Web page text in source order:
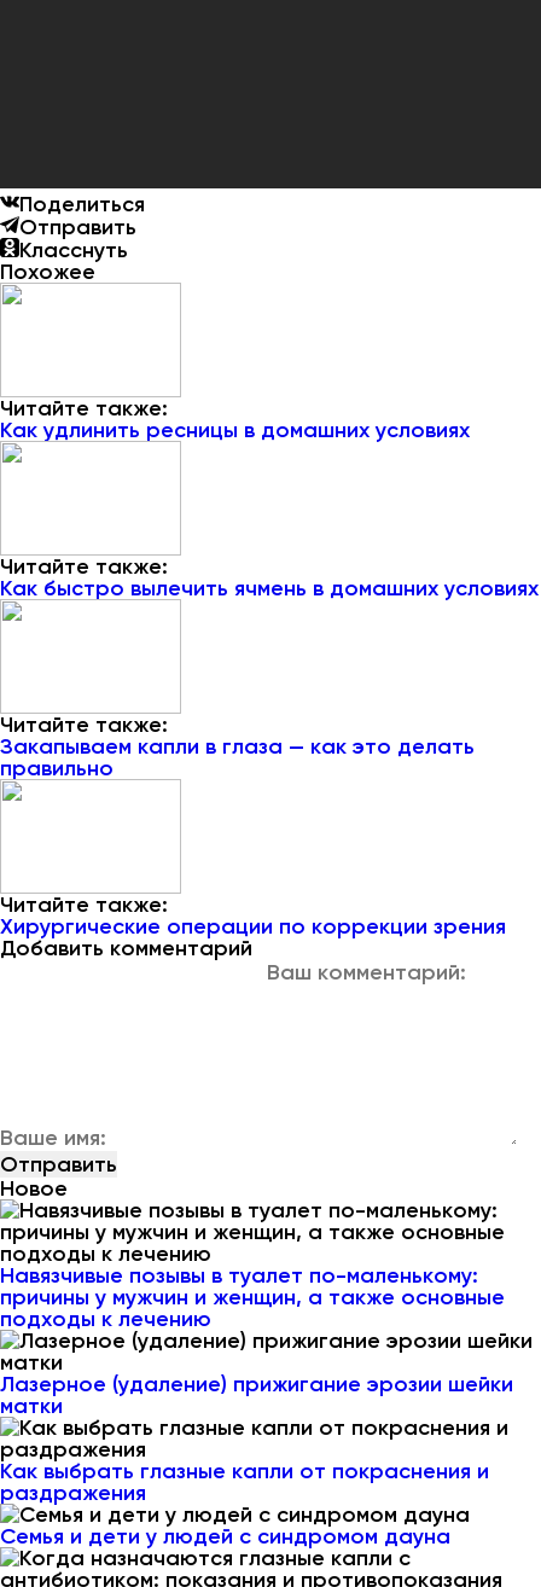
Поделиться
Отправить
Класснуть
Похожее
Читайте также:
Как удлинить ресницы в домашних условиях
Читайте также:
Как быстро вылечить ячмень в домашних условиях
Читайте также:
Закапываем капли в глаза — как это делать
правильно
Читайте также:
Хирургические операции по коррекции зрения
Добавить комментарий
Новое
Навязчивые позывы в туалет по-маленькому:
причины у мужчин и женщин, а также основные
подходы к лечению
Лазерное (удаление) прижигание эрозии шейки
матки
Как выбрать глазные капли от покраснения и
раздражения
Семья и дети у людей с синдромом дауна